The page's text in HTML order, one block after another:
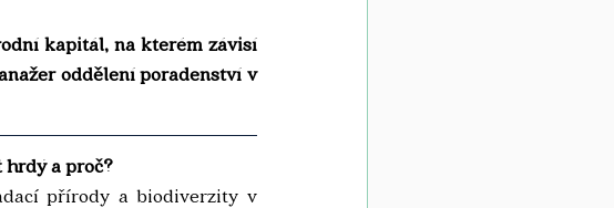
kapitál, na kterém závisí
oddělení poradenství v
a proč?
přírody a biodiverzity v